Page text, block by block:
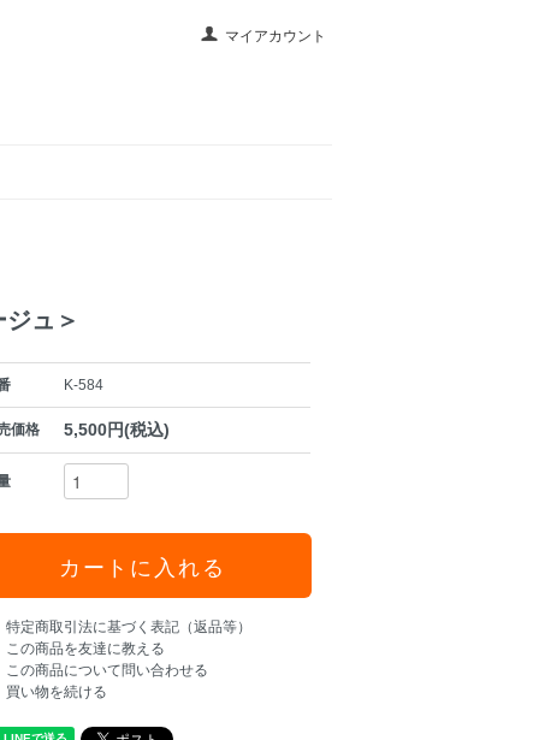
マイアカウント
ュ＞
K-584
価格 5,500円(税込)
特定商取引法に基づく表記（返品等）
この商品を友達に教える
この商品について問い合わせる
買い物を続ける